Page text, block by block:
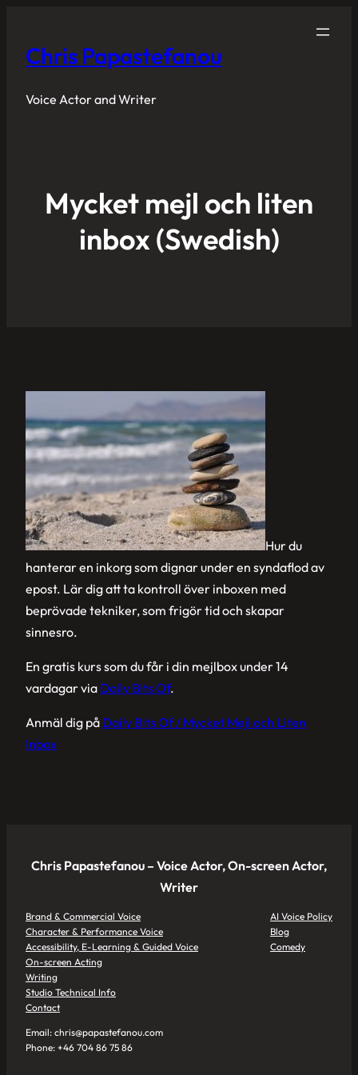
Chris Papastefanou
Voice Actor and Writer
Mycket mejl och liten
inbox (Swedish)
Hur du
hanterar en inkorg som dignar under en syndaflod av
epost. Lär dig att ta kontroll över inboxen med
beprövade tekniker, som frigör tid och skapar
sinnesro.
En gratis kurs som du får i din mejlbox under 14
vardagar via Daily Bits Of.
Anmäl dig på Daily Bits Of / Mycket Mejl och Liten
Inbox
Chris Papastefanou – Voice Actor, On-screen Actor,
Writer
Brand & Commercial Voice
Character & Performance Voice
Accessibility, E-Learning & Guided Voice
On-screen Acting
Writing
Studio Technical Info
Contact
AI Voice Policy
Blog
Comedy
Email: chris@papastefanou.com
Phone: +46 704 86 75 86